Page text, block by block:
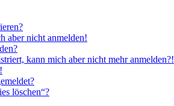
aber nicht anmelden!
kann mich aber nicht mehr anmelden?!
löschen“?